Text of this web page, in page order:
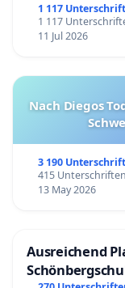
1 117
1 117
11 Jul 2026
Nach Diegos
3 190
415
13 May 2026
Ausreichend